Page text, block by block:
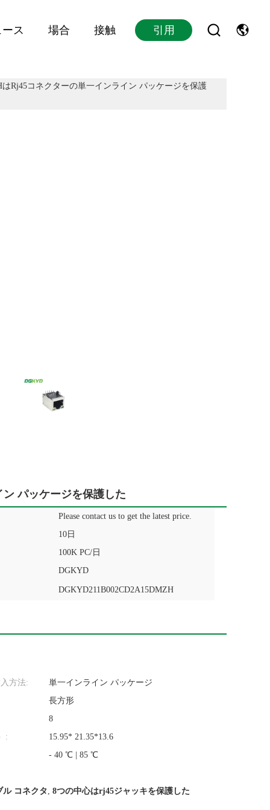
ス 場合 接触 引用
はRj45コネクターの単一インライン パッケージを保護
パッケージを保護した
Please contact us to get the latest price.
10日
100K PC/日
DGKYD
DGKYD211B002CD2A15DMZH
方法:
単一インライン パッケージ
長方形
8
:
15.95* 21.35*13.6
- 40 ℃ | 85 ℃
コネクタ , 8つの中心はrj45ジャッキを保護した